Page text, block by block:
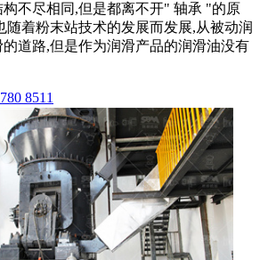
不尽相同,但是都离不开" 轴承 "的原
随着粉末站技术的发展而发展,从被动润
道路,但是作为润滑产品的润滑油没有
8511